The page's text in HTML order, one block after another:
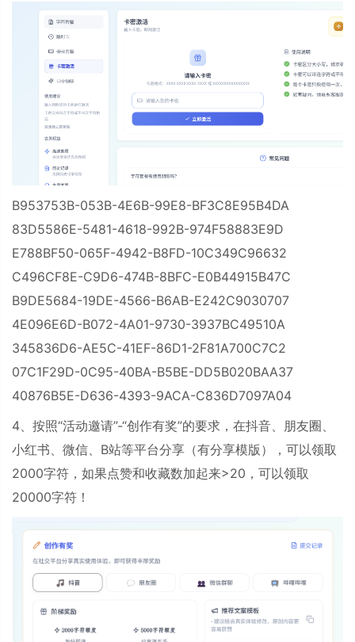
B953753B-053B-4E6B-99E8-BF3C8E95B4DA
83D5586E-5481-4618-992B-974F58883E9D
E788BF50-065F-4942-B8FD-10C349C96632
C496CF8E-C9D6-474B-8BFC-E0B44915B47C
B9DE5684-19DE-4566-B6AB-E242C9030707
4E096E6D-B072-4A01-9730-3937BC49510A
345836D6-AE5C-41EF-86D1-2F81A700C7C2
07C1F29D-0C95-40BA-B5BE-DD5B020BAA37
40876B5E-D636-4393-9ACA-C836D7097A04
4、按照“活动邀请”-“创作有奖”的要求，在抖音、朋友圈、
小红书、微信、B站等平台分享（有分享模版），可以领取
2000字符，如果点赞和收藏数加起来>20，可以领取
20000字符！